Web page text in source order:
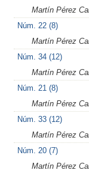
Martín Pérez
Núm. 22 (8)
Martín Pérez
Núm. 34 (12)
Martín Pérez
Núm. 21 (8)
Martín Pérez
Núm. 33 (12)
Martín Pérez
Núm. 20 (7)
Martín Pérez